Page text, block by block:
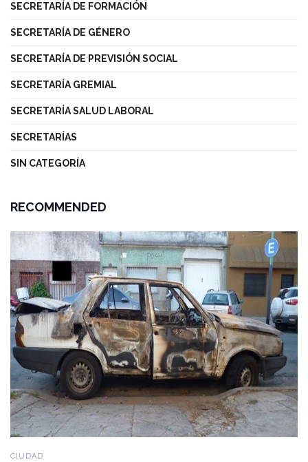
SECRETARÍA DE FORMACIÓN
SECRETARÍA DE GÉNERO
SECRETARÍA DE PREVISIÓN SOCIAL
SECRETARÍA GREMIAL
SECRETARÍA SALUD LABORAL
SECRETARÍAS
SIN CATEGORÍA
RECOMMENDED
CIUDAD